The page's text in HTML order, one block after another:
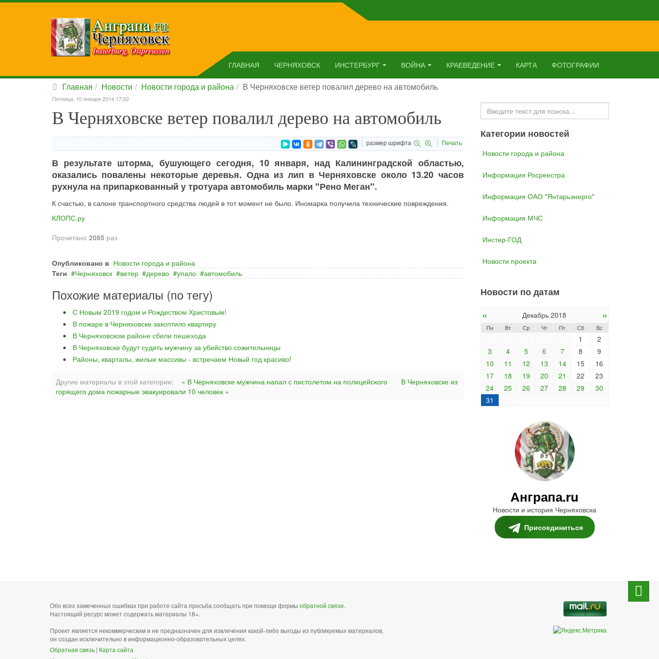
ГЛАВНАЯ ЧЕРНЯХОВСК ИНСТЕРБУРГ ВОЙНА КРАЕВЕДЕНИЕ КАРТА ФОТОГРАФИИ
Главная Новости Новости города и района В Черняховске ветер повалил дерево на автомобиль
Пятница, 10 января 2014 17:22
В Черняховске ветер повалил дерево на автомобиль
размер шрифта Печать
В результате шторма, бушующего сегодня, 10 января, над Калининградской областью,
оказались повалены некоторые деревья. Одна из лип в Черняховске около 13.20 часов
рухнула на припаркованный у тротуара автомобиль марки "Рено Меган".
К счастью, в салоне транспортного средства людей в тот момент не было. Иномарка получила технические повреждения.
КЛОПС.ру
Прочитано 2085 раз
Опубликовано в Новости города и района
Теги
Черняховск ветер дерево упало автомобиль
Похожие материалы (по тегу)
С Новым 2019 годом и Рождеством Христовым!
В пожаре в Черняховске закоптило квартиру
В Черняховском районе сбили пешехода
В Черняховске будут судить мужчину за убийство сожительницы
Районы, кварталы, жилые массивы - встречаем Новый год красиво!
Другие материалы в этой категории: « В Черняховске мужчина напал с пистолетом на полицейского
В Черняховске из
горящего дома пожарные эвакуировали 10 человек »
Искать...
Категории новостей
Новости города и района
Информация Росреестра
Информация ОАО "Янтарьэнерго"
Информация МЧС
Инстер-ГОД
Новости проекта
Новости по датам
« Декабрь 2018 »
Пн Вт Ср Чт Пт Сб Вс
1
2
3
4 5 6 7 8
9
10
11 12 13 14 15
16
17
18 19 20 21 22
23
24
25 26 27 28 29
30
31
Анграпа.ru
Новости и история Черняховска
Присоединиться
Обо всех замеченных ошибках при работе сайта просьба сообщать при помощи формы обратной связи.
Настоящий ресурс может содержать материалы 18+.
Проект является некоммерческим и не предназначен для извлечения какой-либо выгоды из публикуемых материалов,
он создан исключительно в информационно-образовательных целях.
Обратная связь | Карта сайта